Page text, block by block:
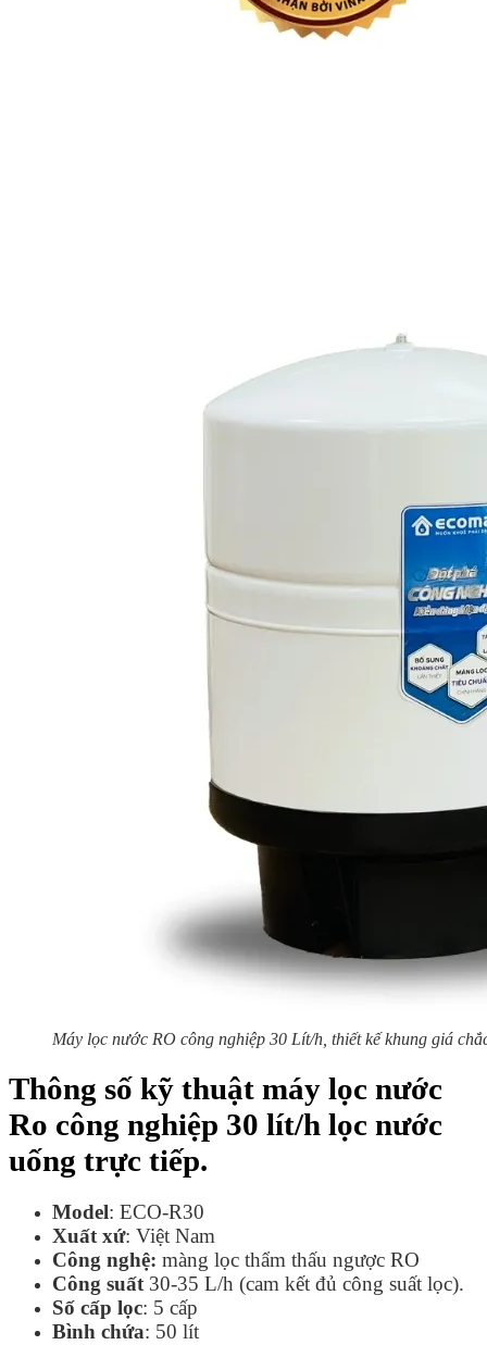
Máy lọc nước RO công nghiệp 30 Lít/h, thiết kế khung giá
Thông số kỹ thuật máy lọc nước
Ro công nghiệp 30 lít/h lọc nước
uống trực tiếp.
Model: ECO-R30
Xuất xứ: Việt Nam
Công nghệ: màng lọc thẩm thấu ngược RO
Công suất 30-35 L/h (cam kết đủ công suất lọc).
Số cấp lọc: 5 cấp
Bình chứa: 50 lít